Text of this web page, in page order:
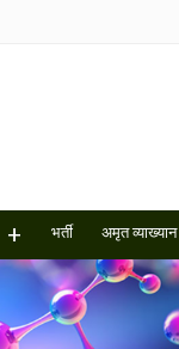
भर्ती अमृत ​​व्याख्यान